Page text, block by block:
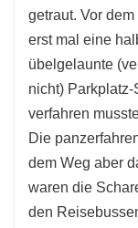
getraut. Vor
erst mal eine
übelgelaunte
nicht)
verfahren
Die
dem Weg aber
waren die
den